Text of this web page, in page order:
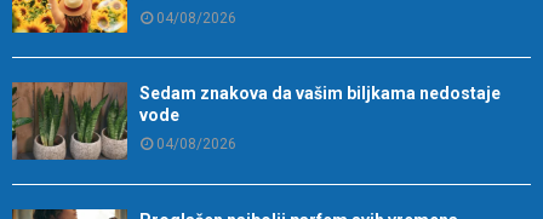
04/08/2026
Sedam znakova da vašim biljkama nedostaje
vode
04/08/2026